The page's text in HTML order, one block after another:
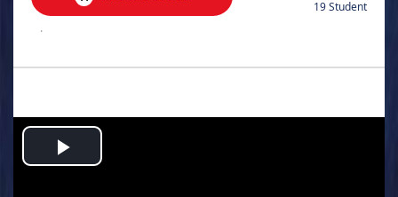
19 Student
.
Play